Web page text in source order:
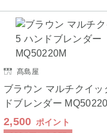
髙島屋
ブラウン マルチクイッ
ドブレンダー
2,500 ポイント